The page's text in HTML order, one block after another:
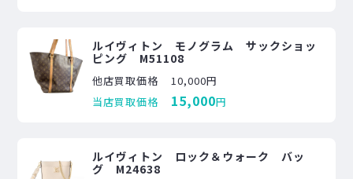
ルイヴィトン モノグラム サックショッ
ピング M51108
他店買取価格
10,000円
当店買取価格
15,000円
ルイヴィトン ロック＆ウォーク バッ
グ M24638